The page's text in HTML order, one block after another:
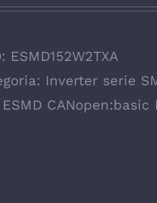
ESMD152W2TXA
Inverter serie
ESMD CANopen:basic